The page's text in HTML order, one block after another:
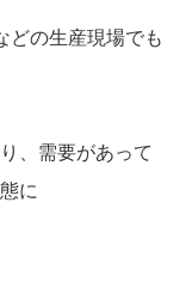
どの生産現場でも
、需要があって
に